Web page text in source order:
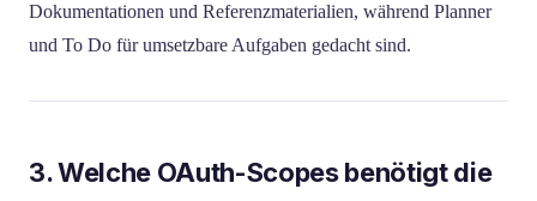
Dokumentationen und Referenzmaterialien, während Planner
und To Do für umsetzbare Aufgaben gedacht sind.
3. Welche OAuth-Scopes benötigt die